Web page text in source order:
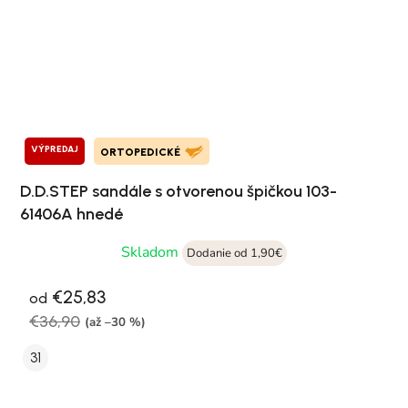
VÝPREDAJ ORTOPEDICKÉ
D.D.STEP sandále s otvorenou špičkou 103-
61406A hnedé
Skladom
Dodanie od 1,90€
od €25,83
€36,90 (až –30 %)
31